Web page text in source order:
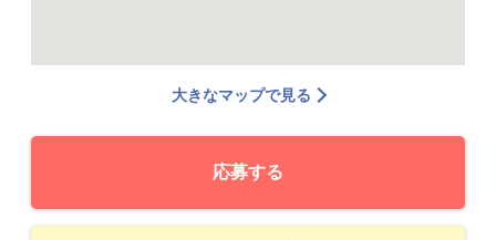
大きなマップで見る
応募する